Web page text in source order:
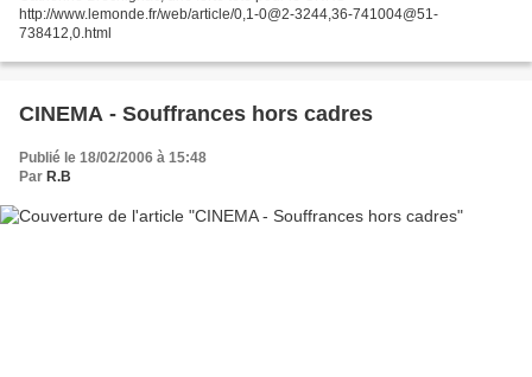
http://www.lemonde.fr/web/article/0,1-0@2-3244,36-741004@51-
738412,0.html
CINEMA - Souffrances hors cadres
Publié le 18/02/2006 à 15:48
Par R.B